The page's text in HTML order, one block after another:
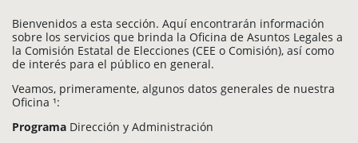
Bienvenidos a esta sección. Aquí encontrarán información
sobre los servicios que brinda la Oficina de Asuntos Legales a
la Comisión Estatal de Elecciones (CEE o Comisión), así como
de interés para el público en general.
Veamos, primeramente, algunos datos generales de nuestra
Oficina ¹:
Programa Dirección y Administración